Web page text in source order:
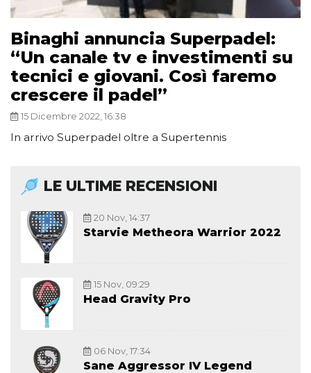
Binaghi annuncia Superpadel:
“Un canale tv e investimenti su
tecnici e giovani. Così faremo
crescere il padel”
15 Dicembre 2022, 16:38
In arrivo Superpadel oltre a Supertennis
LE ULTIME RECENSIONI
20 Nov, 14:37
Starvie Metheora Warrior 2022
15 Nov, 09:29
Head Gravity Pro
06 Nov, 17:34
Sane Aggressor IV Legend